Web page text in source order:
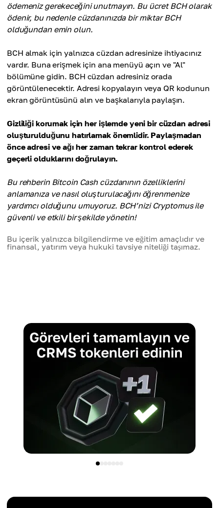
ödemeniz gerekeceğini unutmayın. Bu ücret BCH olarak
ödenir, bu nedenle cüzdanınızda bir miktar BCH
olduğundan emin olun.
BCH almak için yalnızca cüzdan adresinize ihtiyacınız
vardır. Buna erişmek için ana menüyü açın ve "Al"
bölümüne gidin. BCH cüzdan adresiniz orada
görüntülenecektir. Adresi kopyalayın veya QR kodunun
ekran görüntüsünü alın ve başkalarıyla paylaşın.
Gizliliği korumak için her işlemde yeni bir cüzdan adresi
oluşturulduğunu hatırlamak önemlidir. Paylaşmadan
önce adresi ve ağı her zaman tekrar kontrol ederek
geçerli olduklarını doğrulayın.
Bu rehberin Bitcoin Cash cüzdanının özelliklerini
anlamanıza ve nasıl oluşturulacağını öğrenmenize
yardımcı olduğunu umuyoruz. BCH’nizi Cryptomus ile
güvenli ve etkili bir şekilde yönetin!
Bu içerik yalnızca bilgilendirme ve eğitim amaçlıdır ve
finansal, yatırım veya hukuki tavsiye niteliği taşımaz.